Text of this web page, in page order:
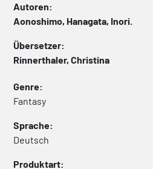
Autoren:
Aonoshimo, Hanagata, Inori.
Übersetzer:
Rinnerthaler, Christina
Genre:
Fantasy
Sprache:
Deutsch
Produktart: